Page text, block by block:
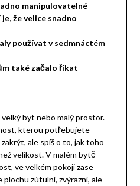
manipulovatelné
že velice snadno
používat v sedmnáctém
také začalo říkat
byt nebo malý prostor.
kterou potřebujete
ale spíš o to, jak toho
velikost. V malém bytě
ve velkém pokoji zase
zútulní, zvýrazní, ale